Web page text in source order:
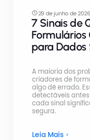
29 de junho de 2026
7 Sinais de
Formulários
para Dados
A maioria dos
criadores de
algo dê errado.
detectáveis antes
cada sinal
segura.
Leia Mais